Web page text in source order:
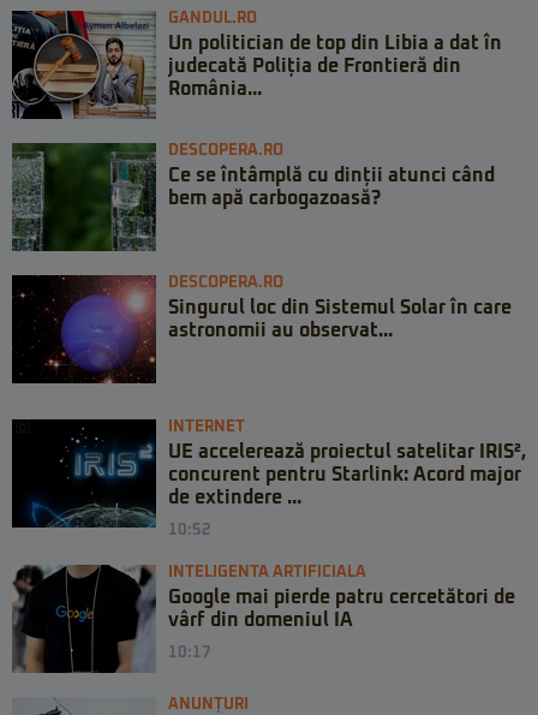
GANDUL.RO
Un politician de top din Libia a dat în
judecată Poliția de Frontieră din
România...
DESCOPERA.RO
Ce se întâmplă cu dinții atunci când
bem apă carbogazoasă?
DESCOPERA.RO
Singurul loc din Sistemul Solar în care
astronomii au observat...
INTERNET
UE accelerează proiectul satelitar IRIS²,
concurent pentru Starlink: Acord major
de extindere ...
10:52
INTELIGENTA ARTIFICIALA
Google mai pierde patru cercetători de
vârf din domeniul IA
10:17
ANUNȚURI